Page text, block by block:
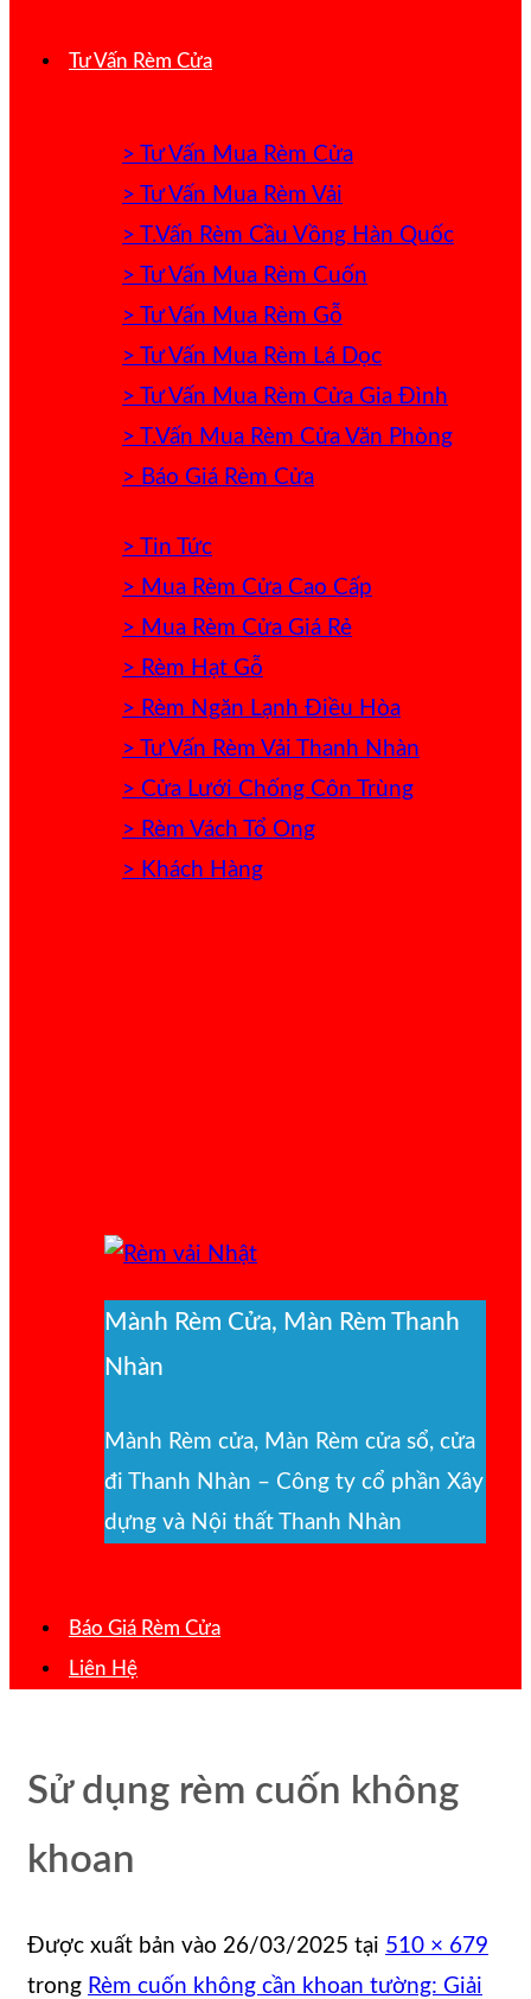
Tư Vấn Rèm Cửa
> Tư Vấn Mua Rèm Cửa
> Tư Vấn Mua Rèm Vải
> T.Vấn Rèm Cầu Vồng Hàn Quốc
> Tư Vấn Mua Rèm Cuốn
> Tư Vấn Mua Rèm Gỗ
> Tư Vấn Mua Rèm Lá Dọc
> Tư Vấn Mua Rèm Cửa Gia Đình
> T.Vấn Mua Rèm Cửa Văn Phòng
> Báo Giá Rèm Cửa
> Tin Tức
> Mua Rèm Cửa Cao Cấp
> Mua Rèm Cửa Giá Rẻ
> Rèm Hạt Gỗ
> Rèm Ngăn Lạnh Điều Hòa
> Tư Vấn Rèm Vải Thanh Nhàn
> Cửa Lưới Chống Côn Trùng
> Rèm Vách Tổ Ong
> Khách Hàng
Mành Rèm Cửa, Màn Rèm Thanh
Nhàn
Mành Rèm cửa, Màn Rèm cửa sổ, cửa
đi Thanh Nhàn – Công ty cổ phần Xây
dựng và Nội thất Thanh Nhàn
Báo Giá Rèm Cửa
Liên Hệ
Sử dụng rèm cuốn không
khoan
Được xuất bản vào 26/03/2025 tại 510 × 679
trong Rèm cuốn không cần khoan tường: Giải